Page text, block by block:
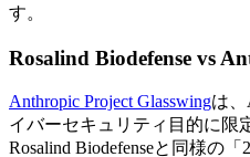
す。
Rosalind Biodefense vs
Anthropic Project Glasswingは、
イバーセキュリティ目的に限
Rosalind Biodefenseと同様の